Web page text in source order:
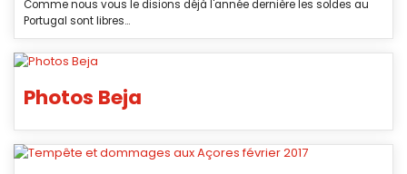
Comme nous vous le disions déjà l'année dernière les soldes au
Portugal sont libres...
Photos Beja